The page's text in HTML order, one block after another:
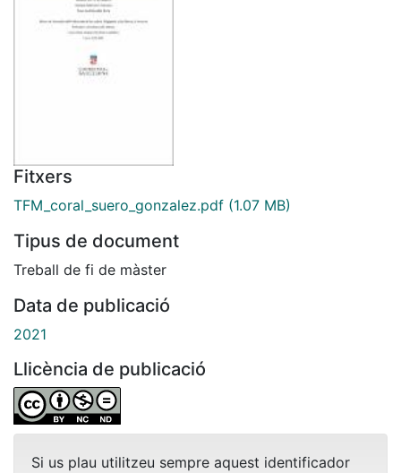
Fitxers
TFM_coral_suero_gonzalez.pdf (1.07 MB)
Tipus de document
Treball de fi de màster
Data de publicació
2021
Llicència de publicació
Si us plau utilitzeu sempre aquest identificador